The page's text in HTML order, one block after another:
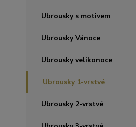
Ubrousky s motivem
Ubrousky Vánoce
Ubrousky velikonoce
Ubrousky 1-vrstvé
Ubrousky 2-vrstvé